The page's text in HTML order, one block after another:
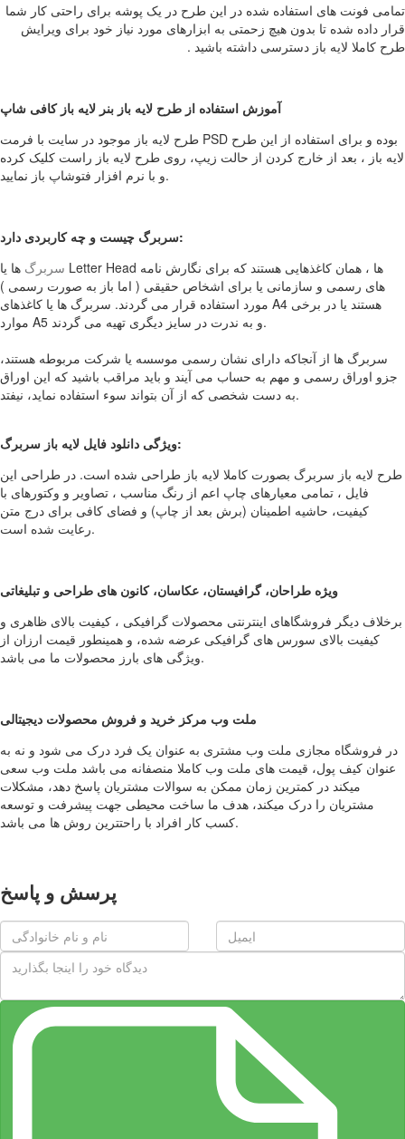
تمامی فونت های استفاده شده در این طرح در یک پوشه برای راحتی کار شما
قرار داده شده تا بدون هیچ زحمتی به ابزارهای مورد نیاز خود برای ویرایش
طرح کاملا لایه باز دسترسی داشته باشید .
آموزش استفاده از طرح لایه باز بنر لایه باز کافی شاپ
طرح لایه باز موجود در سایت با فرمت PSD بوده و برای استفاده از این طرح
لایه باز ، بعد از خارج کردن از حالت زیپ، روی طرح لایه باز راست کلیک کرده
و با نرم افزار فتوشاپ باز نمایید.
سربرگ چیست و چه کاربردی دارد:
سربرگ ها یا Letter Head ها ، همان کاغذهایی هستند که برای نگارش نامه
های رسمی و سازمانی یا برای اشخاص حقیقی ( اما باز به صورت رسمی )
مورد استفاده قرار می گردند. سربرگ ها یا کاغذهای A4 هستند یا در برخی
موارد A5 و به ندرت در سایز دیگری تهیه می گردند.
سربرگ ها از آنجاکه دارای نشان رسمی موسسه یا شرکت مربوطه هستند،
جزو اوراق رسمی و مهم به حساب می آیند و باید مراقب باشید که این اوراق
به دست شخصی که از آن بتواند سوء استفاده نماید، نیفتد.
ویژگی دانلود فایل لایه باز سربرگ:
طرح لایه باز سربرگ بصورت کاملا لایه باز طراحی شده است. در طراحی این
فایل ، تمامی معیارهای چاپ اعم از رنگ مناسب ، تصاویر و وکتورهای با
کیفیت، حاشیه اطمینان (برش بعد از چاپ) و فضای کافی برای درج متن
رعایت شده است.
ویژه طراحان، گرافیستان، عکاسان، کانون های طراحی و تبلیغاتی
برخلاف دیگر فروشگاهای اینترنتی محصولات گرافیکی ، کیفیت بالای ظاهری و
کیفیت بالای سورس های گرافیکی عرضه شده، و همینطور قیمت ارزان از
ویژگی های بارز محصولات ما می باشد.
ملت وب مرکز خرید و فروش محصولات دیجیتالی
در فروشگاه مجازی ملت وب مشتری به عنوان یک فرد درک می شود و نه به
عنوان کیف پول، قیمت های ملت وب کاملا منصفانه می باشد ملت وب سعی
میکند در کمترین زمان ممکن به سوالات مشتریان پاسخ دهد، مشکلات
مشتریان را درک میکند، هدف ما ساخت محیطی جهت پیشرفت و توسعه
کسب کار افراد با راحتترین روش ها می باشد.
پرسش و پاسخ